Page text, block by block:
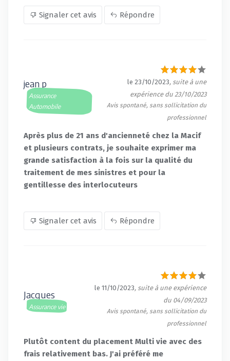
Signaler cet avis Répondre
jean p
Assurance
Automobile
le 23/10/2023, suite à une
expérience du 23/10/2023
Avis spontané, sans sollicitation du
professionnel
Après plus de 21 ans d'ancienneté chez la Macif
et plusieurs contrats, je souhaite exprimer ma
grande satisfaction à la fois sur la qualité du
traitement de mes sinistres et pour la
gentillesse des interlocuteurs
Signaler cet avis Répondre
Jacques
Assurance vie
le 11/10/2023, suite à une expérience
du 04/09/2023
Avis spontané, sans sollicitation du
professionnel
Plutôt content du placement Multi vie avec des
frais relativement bas. J'ai préféré me